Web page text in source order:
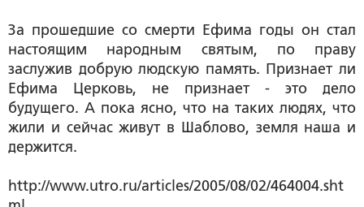
За прошедшие со смерти Ефима годы он стал
настоящим народным святым, по праву
заслужив добрую людскую память. Признает ли
Ефима Церковь, не признает - это дело
будущего. А пока ясно, что на таких людях, что
жили и сейчас живут в Шаблово, земля наша и
держится.
http://www.utro.ru/articles/2005/08/02/464004.sht